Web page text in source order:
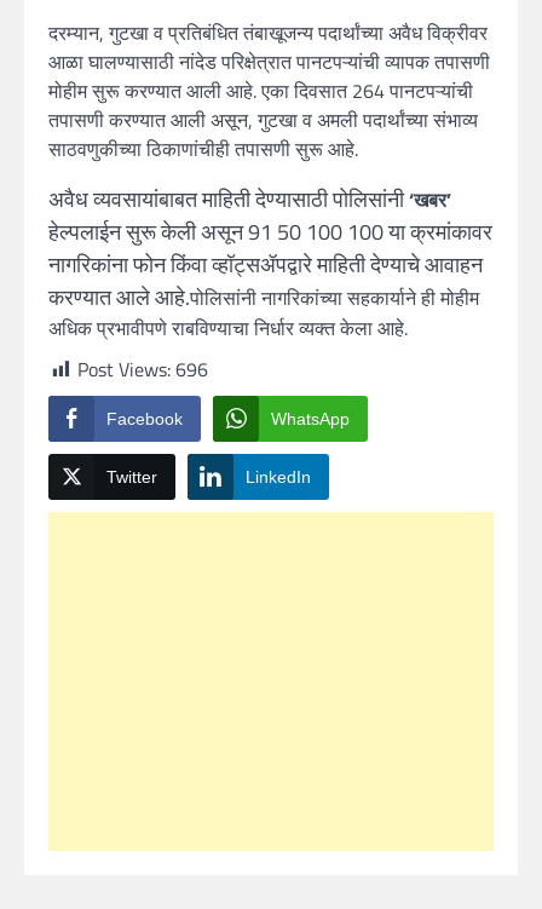
दरम्यान, गुटखा व प्रतिबंधित तंबाखूजन्य पदार्थांच्या अवैध विक्रीवर
आळा घालण्यासाठी नांदेड परिक्षेत्रात पानटपऱ्यांची व्यापक तपासणी
मोहीम सुरू करण्यात आली आहे. एका दिवसात 264 पानटपऱ्यांची
तपासणी करण्यात आली असून, गुटखा व अमली पदार्थांच्या संभाव्य
साठवणुकीच्या ठिकाणांचीही तपासणी सुरू आहे.
अवैध व्यवसायांबाबत माहिती देण्यासाठी पोलिसांनी
हेल्पलाईन सुरू केली असून 91 50 100 100 या क्रमांकावर
नागरिकांना फोन किंवा व्हॉट्सॲपद्वारे माहिती देण्याचे आवाहन
करण्यात आले आहे.पोलिसांनी नागरिकांच्या सहकार्याने ही मोहीम
अधिक प्रभावीपणे राबविण्याचा निर्धार व्यक्त केला आहे.
Post Views:696
Facebook WhatsApp
Twitter LinkedIn